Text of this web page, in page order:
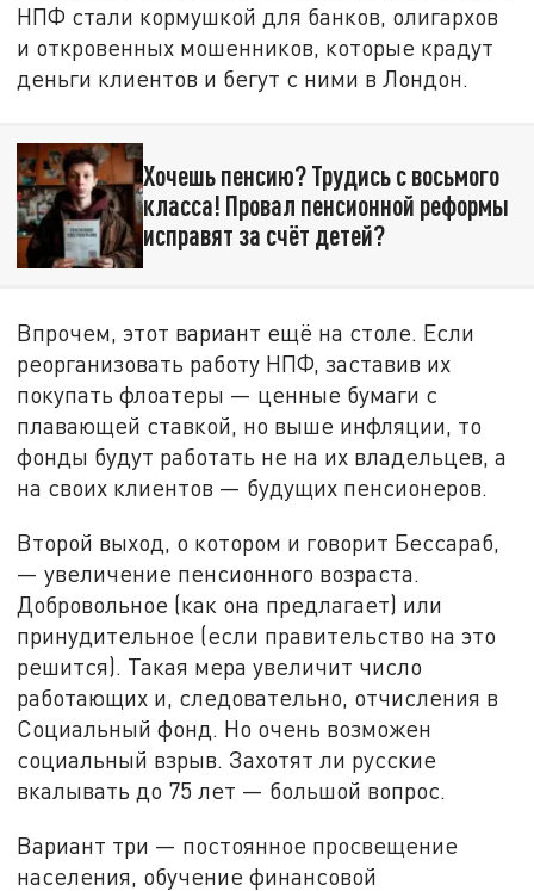
НПФ стали кормушкой для банков, олигархов
и откровенных мошенников, которые крадут
деньги клиентов и бегут с ними в Лондон.
Хочешь пенсию? Трудись с восьмого
класса! Провал пенсионной реформы
исправят за счёт детей?
Впрочем, этот вариант ещё на столе. Если
реорганизовать работу НПФ, заставив их
покупать флоатеры — ценные бумаги с
плавающей ставкой, но выше инфляции, то
фонды будут работать не на их владельцев, а
на своих клиентов — будущих пенсионеров.
Второй выход, о котором и говорит Бессараб,
— увеличение пенсионного возраста.
Добровольное (как она предлагает) или
принудительное (если правительство на это
решится). Такая мера увеличит число
работающих и, следовательно, отчисления в
Социальный фонд. Но очень возможен
социальный взрыв. Захотят ли русские
вкалывать до 75 лет — большой вопрос.
Вариант три — постоянное просвещение
населения, обучение финансовой